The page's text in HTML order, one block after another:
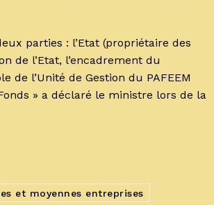
parties : l’Etat (propriétaire des
de l’Etat, l’encadrement du
de l’Unité de Gestion du PAFEEM
» a déclaré le ministre lors de la
et moyennes entreprises